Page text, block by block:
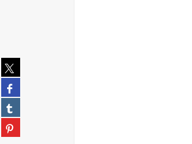
Partager
sur
twitter
(Nouvelle
fenêtre)
Partager
sur
facebook
(Nouvelle
fenêtre)
Partager
sur
tumblr
Partager
sur